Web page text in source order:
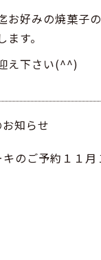
お好みの焼菓子
す。
え下さい(^^)
知らせ
のご予約１１